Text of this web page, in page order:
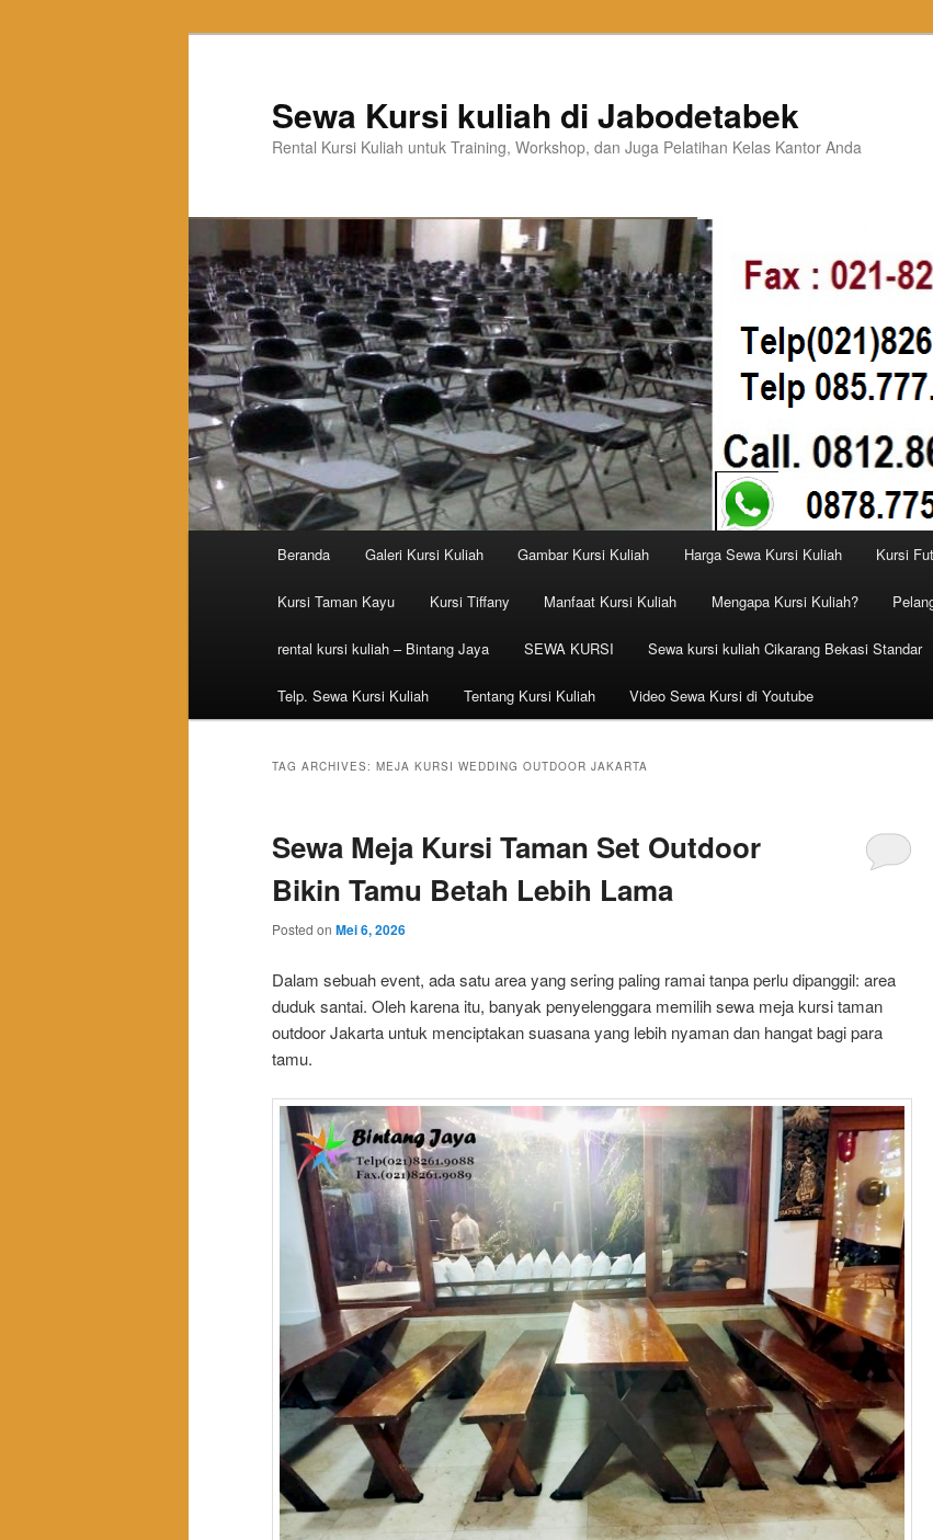
Sewa Kursi kuliah di Jabodetabek
Rental Kursi Kuliah untuk Training, Workshop, dan Juga Pelatihan Kelas Kantor Anda
Skip to primary content
Skip to secondary content
Beranda Galeri Kursi Kuliah Gambar Kursi Kuliah Harga Sewa Kursi Kuliah Kursi
Kursi Taman Kayu Kursi Tiffany Manfaat Kursi Kuliah Mengapa Kursi Kuliah?
rental kursi kuliah – Bintang Jaya SEWA KURSI Sewa kursi kuliah Cikarang Bekasi Standar
Telp. Sewa Kursi Kuliah Tentang Kursi Kuliah Video Sewa Kursi di Youtube
TAG ARCHIVES: MEJA KURSI WEDDING OUTDOOR JAKARTA
Sewa Meja Kursi Taman Set Outdoor
Bikin Tamu Betah Lebih Lama
Posted on Mei 6, 2026
Dalam sebuah event, ada satu area yang sering paling ramai tanpa perlu dipanggil: area
duduk santai. Oleh karena itu, banyak penyelenggara memilih sewa meja kursi taman
outdoor Jakarta untuk menciptakan suasana yang lebih nyaman dan hangat bagi para
tamu.